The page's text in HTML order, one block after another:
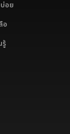
อย
อ
รู้